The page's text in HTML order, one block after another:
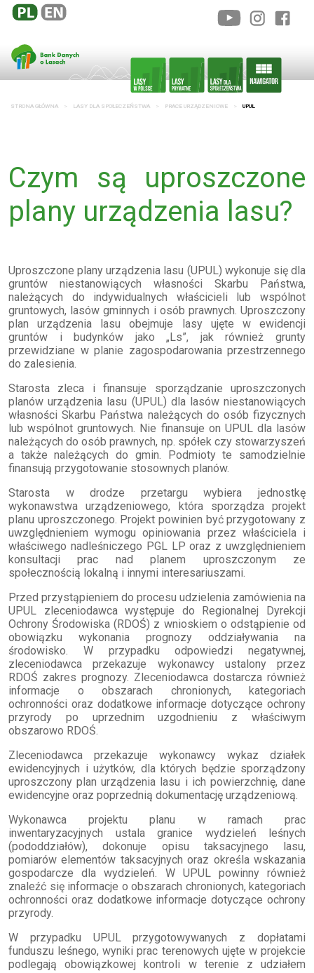
STRONA GŁÓWNA LASY DLA SPOŁECZEŃSTWA PRACE URZĄDZENIOWE UPUL
Czym są uproszczone
plany urządzenia lasu?
Uproszczone plany urządzenia lasu (UPUL) wykonuje się dla
gruntów niestanowiących własności Skarbu Państwa,
należących do indywidualnych właścicieli lub wspólnot
gruntowych, lasów gminnych i osób prawnych. Uproszczony
plan urządzenia lasu obejmuje lasy ujęte w ewidencji
gruntów i budynków jako „Ls”, jak również grunty
przewidziane w planie zagospodarowania przestrzennego
do zalesienia.
Starosta zleca i finansuje sporządzanie uproszczonych
planów urządzenia lasu (UPUL) dla lasów niestanowiących
własności Skarbu Państwa należących do osób fizycznych
lub wspólnot gruntowych. Nie finansuje on UPUL dla lasów
należących do osób prawnych, np. spółek czy stowarzyszeń
a także należących do gmin. Podmioty te samodzielnie
finansują przygotowanie stosownych planów.
Starosta w drodze przetargu wybiera jednostkę
wykonawstwa urządzeniowego, która sporządza projekt
planu uproszczonego. Projekt powinien być przygotowany z
uwzględnieniem wymogu opiniowania przez właściciela i
właściwego nadleśniczego PGL LP oraz z uwzględnieniem
konsultacji prac nad planem uproszczonym ze
społecznością lokalną i innymi interesariuszami.
Przed przystąpieniem do procesu udzielenia zamówienia na
UPUL zleceniodawca występuje do Regionalnej Dyrekcji
Ochrony Środowiska (RDOŚ) z wnioskiem o odstąpienie od
obowiązku wykonania prognozy oddziaływania na
środowisko. W przypadku odpowiedzi negatywnej,
zleceniodawca przekazuje wykonawcy ustalony przez
RDOŚ zakres prognozy. Zleceniodawca dostarcza również
informacje o obszarach chronionych, kategoriach
ochronności oraz dodatkowe informacje dotyczące ochrony
przyrody po uprzednim uzgodnieniu z właściwym
obszarowo RDOŚ.
Zleceniodawca przekazuje wykonawcy wykaz działek
ewidencyjnych i użytków, dla których będzie sporządzony
uproszczony plan urządzenia lasu i ich powierzchnię, dane
ewidencyjne oraz poprzednią dokumentację urządzeniową.
Wykonawca projektu planu w ramach prac
inwentaryzacyjnych ustala granice wydzieleń leśnych
(pododdziałów), dokonuje opisu taksacyjnego lasu,
pomiarów elementów taksacyjnych oraz określa wskazania
gospodarcze dla wydzieleń. W UPUL powinny również
znaleźć się informacje o obszarach chronionych, kategoriach
ochronności oraz dodatkowe informacje dotyczące ochrony
przyrody.
W przypadku UPUL przygotowywanych z dopłatami
funduszu leśnego, wyniki prac terenowych ujęte w projekcie
podlegają obowiązkowej kontroli w terenie z udziałem